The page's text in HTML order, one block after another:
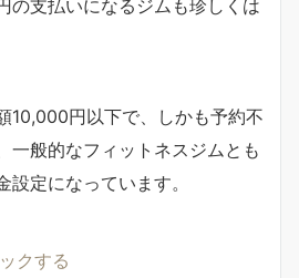
の支払いになるジムも珍しくは
10,000円以下で、しかも予約不
一般的なフィットネスジムとも
定になっています。
クする